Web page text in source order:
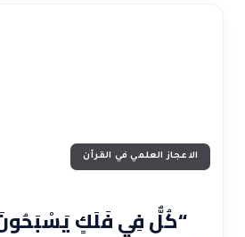
الاعجاز العلمي في القرآن
“كُلٌّ فِي فَلَكٍ